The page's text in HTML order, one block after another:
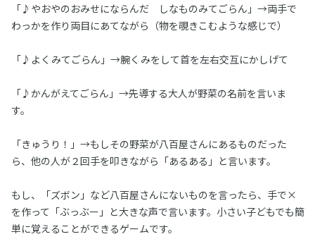
「♪やおやのおみせにならんだ しなものみてごらん」→両手で
わっかを作り両目にあてながら（物を覗きこむような感じで）
「♪よくみてごらん」→腕くみをして首を左右交互にかしげて
「♪かんがえてごらん」→先導する大人が野菜の名前を言いま
す。
「きゅうり！」→もしその野菜が八百屋さんにあるものだった
ら、他の人が２回手を叩きながら「あるある」と言います。
もし、「ズボン」など八百屋さんにないものを言ったら、手で×
を作って「ぶっぶー」と大きな声で言います。小さい子どもでも簡
単に覚えることができるゲームです。